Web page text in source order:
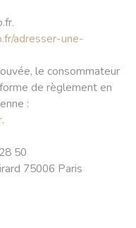
adresser-une-
le consommateur
de règlement en
:
.
50
75006 Paris